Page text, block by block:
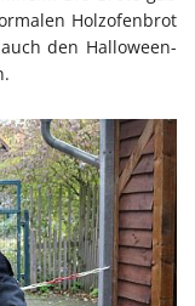
Holzofenbrot
den Halloween-